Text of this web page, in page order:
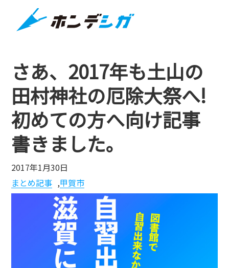
さあ、2017年も土山の
田村神社の厄除大祭へ!
初めての方へ向け記事
書きました。
2017年1月30日
まとめ記事 ,甲賀市